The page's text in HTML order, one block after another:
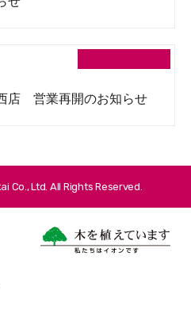
店 営業再開のお知らせ
Co., Ltd. All Rights Reserved.